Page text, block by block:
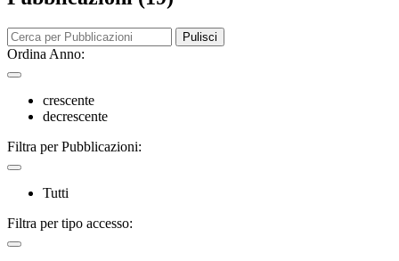
Pulisci
Ordina Anno:
crescente
decrescente
Filtra per Pubblicazioni:
Tutti
Filtra per tipo accesso: